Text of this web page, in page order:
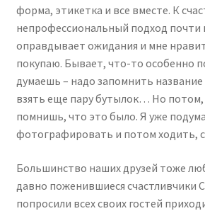
форма, этикетка и все вместе. К
непрофессиональный подход почти
оправдывает ожидания и мне
покупаю. Бывает, что-то особенно
думаешь – надо запомнить
взять еще пару бутылок… Но потом,
помнишь, что это было. Я уже
фотографировать и потом ходить,
Большинство наших друзей тоже
давно поженившиеся счастливчики
попросили всех своих гостей